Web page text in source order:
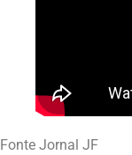
Fonte Jornal JF